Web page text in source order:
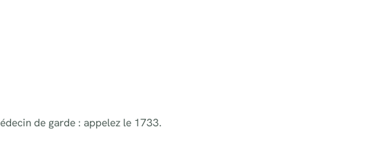
de garde : appelez le 1733.